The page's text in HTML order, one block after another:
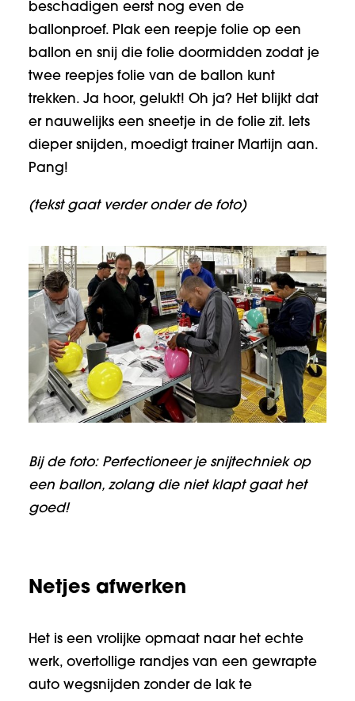
beschadigen eerst nog even de
ballonproef. Plak een reepje folie op een
ballon en snij die folie doormidden zodat je
twee reepjes folie van de ballon kunt
trekken. Ja hoor, gelukt! Oh ja? Het blijkt dat
er nauwelijks een sneetje in de folie zit. Iets
dieper snijden, moedigt trainer Martijn aan.
Pang!
(tekst gaat verder onder de foto)
Bij de foto: Perfectioneer je snijtechniek op
een ballon, zolang die niet klapt gaat het
goed!
Netjes afwerken
Het is een vrolijke opmaat naar het echte
werk, overtollige randjes van een gewrapte
auto wegsnijden zonder de lak te